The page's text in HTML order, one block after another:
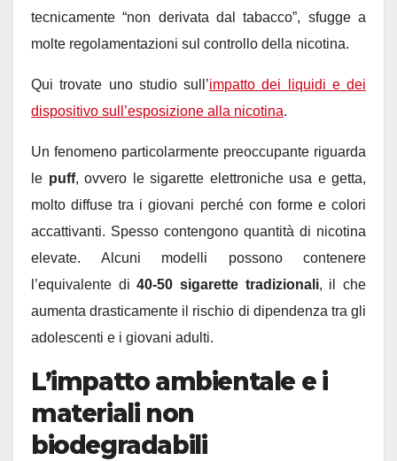
tecnicamente “non derivata dal tabacco”, sfugge a
molte regolamentazioni sul controllo della nicotina.
Qui trovate uno studio sull’impatto dei liquidi e dei
dispositivo sull’esposizione alla nicotina.
Un fenomeno particolarmente preoccupante riguarda
le puff, ovvero le sigarette elettroniche usa e getta,
molto diffuse tra i giovani perché con forme e colori
accattivanti. Spesso contengono quantità di nicotina
elevate. Alcuni modelli possono contenere
l’equivalente di40-50 sigarette tradizionali, il che
aumenta drasticamente il rischio di dipendenza tra gli
adolescenti e i giovani adulti.
L’impatto ambientale e i
materiali non
biodegradabili